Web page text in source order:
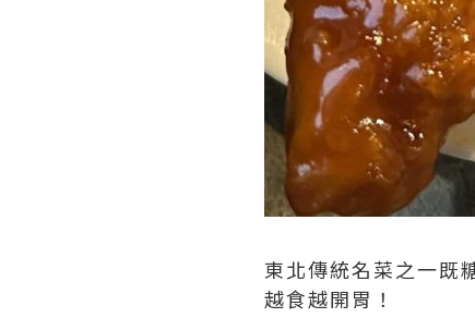
東北傳統名菜之一既
越食越開胃！